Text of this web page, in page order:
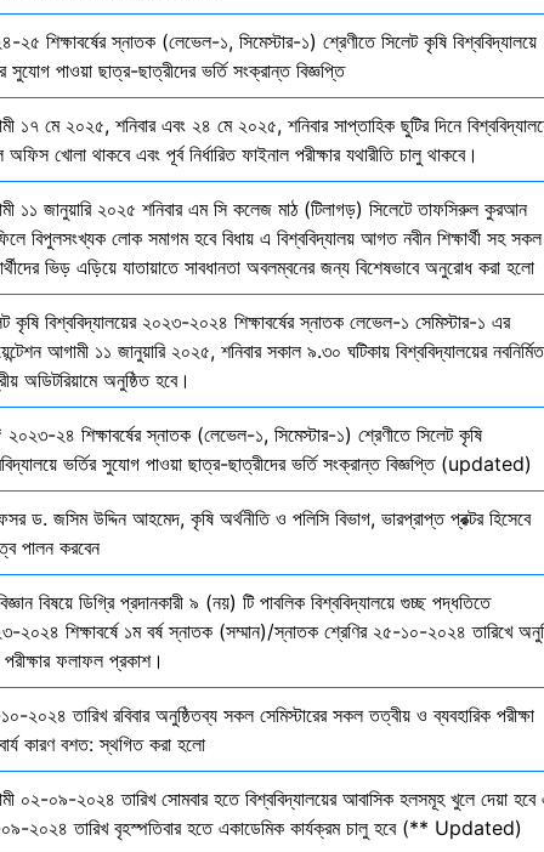
২৫ শিক্ষাবর্ষের স্নাতক (লেভেল-১, সিমেস্টার-১) শ্রেণীতে সিলেট কৃষি বিশ্ববিদ্যালয়ে
সুযোগ পাওয়া ছাত্র-ছাত্রীদের ভর্তি সংক্রান্ত বিজ্ঞপ্তি
১৭ মে ২০২৫, শনিবার এবং ২৪ মে ২০২৫, শনিবার সাপ্তাহিক ছুটির দিনে
খোলা থাকবে এবং পূর্ব নির্ধারিত ফাইনাল পরীক্ষার যথারীতি চালু থাকবে।
১১ জানুয়ারি ২০২৫ শনিবার এম সি কলেজ মাঠ (টিলাগড়) সিলেটে তাফসিরুল কুরআন
বিপুলসংখ্যক লোক সমাগম হবে বিধায় এ বিশ্ববিদ্যালয় আগত নবীন শিক্ষার্থী সহ সকল
ভিড় এড়িয়ে যাতায়াতে সাবধানতা অবলম্বনের জন্য বিশেষভাবে অনুরোধ করা হলো
কৃষি বিশ্ববিদ্যালয়ের ২০২৩-২০২৪ শিক্ষাবর্ষের স্নাতক লেভেল-১ সেমিস্টার-১ এর
আগামী ১১ জানুয়ারি ২০২৫, শনিবার সকাল ৯.৩০ ঘটিকায় বিশ্ববিদ্যালয়ের নবনির্মিত
অডিটরিয়ামে অনুষ্ঠিত হবে।
২৪ শিক্ষাবর্ষের স্নাতক (লেভেল-১, সিমেস্টার-১) শ্রেণীতে সিলেট কৃষি
ভর্তির সুযোগ পাওয়া ছাত্র-ছাত্রীদের ভর্তি সংক্রান্ত বিজ্ঞপ্তি (updated)
ড. জসিম উদ্দিন আহমেদ, কৃষি অর্থনীতি ও পলিসি বিভাগ, ভারপ্রাপ্ত প্রক্টর হিসেবে
পালন করবেন
বিষয়ে ডিগ্রি প্রদানকারী ৯ (নয়) টি পাবলিক বিশ্ববিদ্যালয়ে গুচ্ছ পদ্ধতিতে
২০২৪ শিক্ষাবর্ষে ১ম বর্ষ স্নাতক (সম্মান)/স্নাতক শ্রেণির ২৫-১০-২০২৪ তারিখে
পরীক্ষার ফলাফল প্রকাশ।
২০২৪ তারিখ রবিবার অনুষ্ঠিতব্য সকল সেমিস্টারের সকল তত্বীয় ও ব্যবহারিক পরীক্ষা
কারণ বশত: স্থগিত করা হলো
০২-০৯-২০২৪ তারিখ সোমবার হতে বিশ্ববিদ্যালয়ের আবাসিক হলসমূহ খুলে দেয়া হবে
২০২৪ তারিখ বৃহস্পতিবার হতে একাডেমিক কার্যক্রম চালু হবে (** Updated)